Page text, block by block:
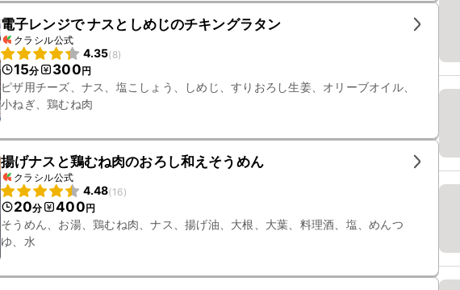
電子レンジで ナスとしめじのチキングラタン
クラシル公式
4.35(8)
15分 300円
ピザ用チーズ、ナス、塩こしょう、しめじ、すりおろし生姜、オリーブオイル、
小ねぎ、鶏むね肉
揚げナスと鶏むね肉のおろし和えそうめん
クラシル公式
4.48(16)
20分 400円
そうめん、お湯、鶏むね肉、ナス、揚げ油、大根、大葉、料理酒、塩、めんつ
ゆ、水